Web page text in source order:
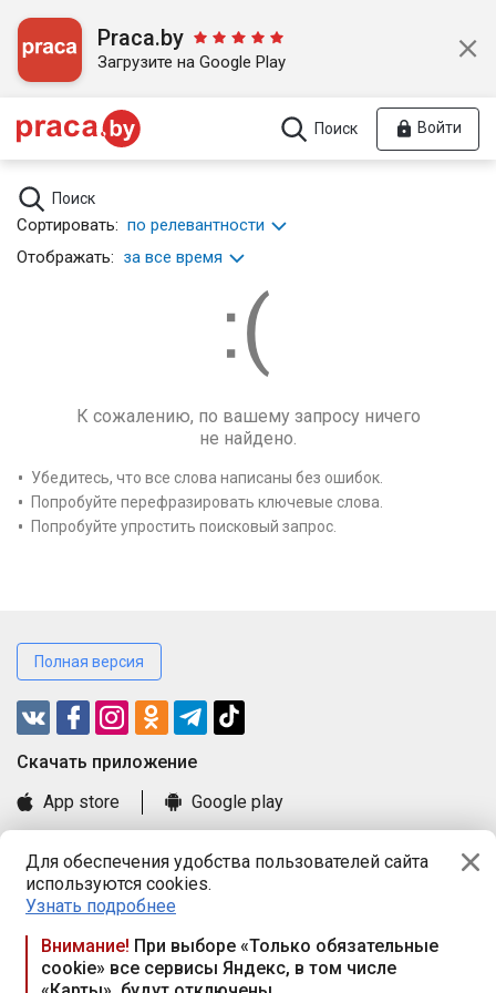
Для обеспечения удобства пользователей сайта
используются cookies.
Узнать подробнее
Внимание! При выборе «Только обязательные
cookie» все сервисы Яндекс, в том числе
Praca.by
Загрузите на Google Play
Поиск Войти
Поиск
Сортировать: по релевантности
Отображать: за все время
К сожалению, по вашему запросу ничего
не найдено.
Убедитесь, что все слова написаны без ошибок.
Попробуйте перефразировать ключевые слова.
Попробуйте упростить поисковый запрос.
Полная версия
Cкачать приложение
App store
Google play
Книга замечаний и предложений
Правила и документы
Praca.by © 2000—2026, ООО «ПРАЦА БАЙ»
Республика Беларусь, 220114, г. Минск, пр-т Независимости
117а, пом. № 9.